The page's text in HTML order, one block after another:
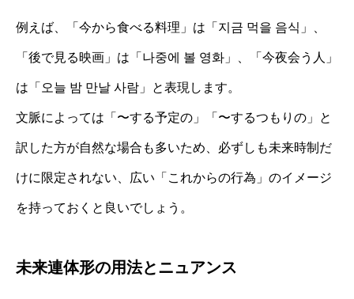
例えば、「今から食べる料理」は「지금 먹을 음식」、
「後で見る映画」は「나중에 볼 영화」、「今夜会う人」
は「오늘 밤 만날 사람」と表現します。
文脈によっては「〜する予定の」「〜するつもりの」と
訳した方が自然な場合も多いため、必ずしも未来時制だ
けに限定されない、広い「これからの行為」のイメージ
を持っておくと良いでしょう。
未来連体形の用法とニュアンス